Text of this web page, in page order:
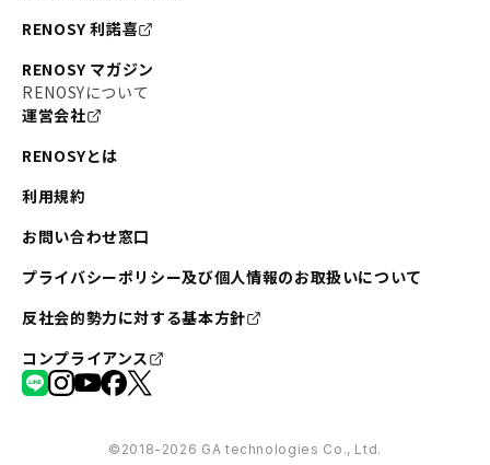
RENOSY 利諾喜
RENOSY マガジン
RENOSYについて
運営会社
RENOSYとは
利用規約
お問い合わせ窓口
プライバシーポリシー及び個人情報のお取扱いについて
反社会的勢力に対する基本方針
コンプライアンス
©︎2018-2026 GA technologies Co., Ltd.